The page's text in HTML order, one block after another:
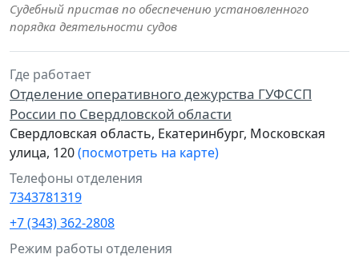
Судебный пристав по обеспечению установленного
порядка деятельности судов
Где работает
Отделение оперативного дежурства ГУФССП
России по Свердловской области
Свердловская область, Екатеринбург, Московская
улица, 120(посмотреть на карте)
Телефоны отделения
7343781319
+7 (343) 362-2808
Режим работы отделения